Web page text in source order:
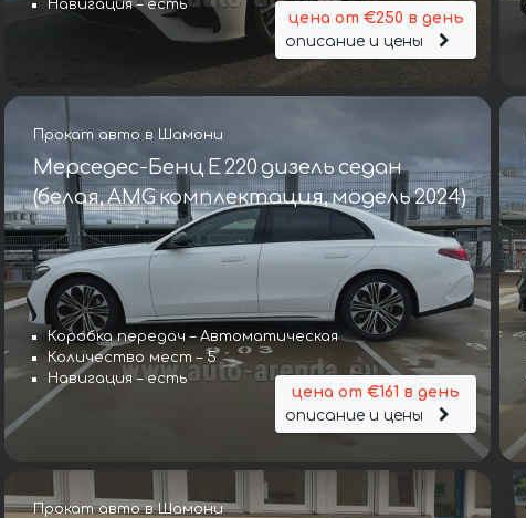
Навигация – есть
цена от €250 в день
описание и цены
Прокат авто в Шамони
Мерседес-Бенц E 220 дизель седан
(белая, AMG комплектация, модель 2024)
Коробка передач – Автоматическая
Количество мест – 5
Навигация – есть
цена от €161 в день
описание и цены
Прокат авто в Шамони